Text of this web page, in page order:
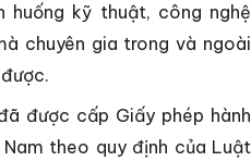
huống kỹ thuật, công nghệ
chuyên gia trong và ngoài
được cấp Giấy phép hành
theo quy định của Luật